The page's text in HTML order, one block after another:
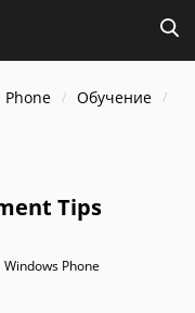
Phone
Обучение
Tips
Phone